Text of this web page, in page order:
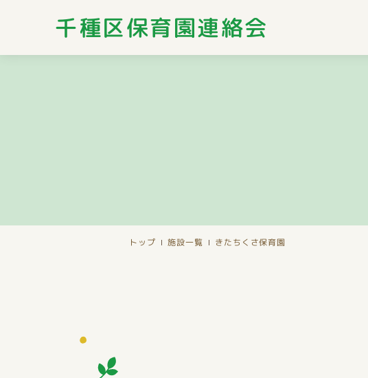
千種区保育園連絡会
トップ 施設一覧 きたちくさ保育園